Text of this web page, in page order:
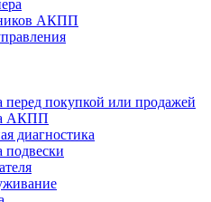
АКПП
перед покупкой или продажей
АКПП
диагностика
подвески